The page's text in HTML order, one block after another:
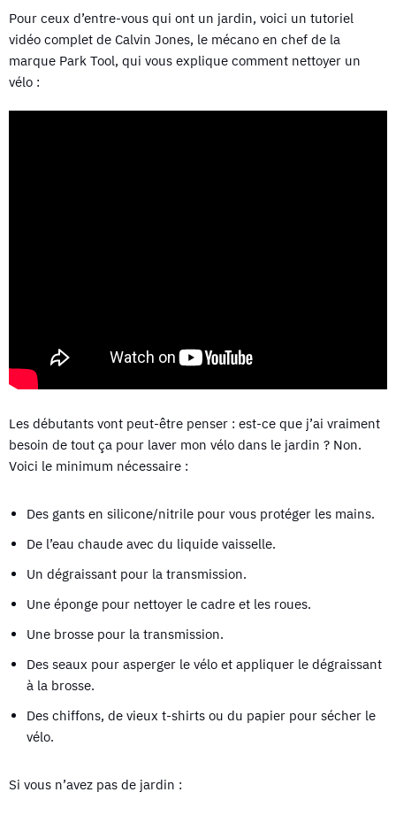
Pour ceux d’entre-vous qui ont un jardin, voici un tutoriel
vidéo complet de Calvin Jones, le mécano en chef de la
marque Park Tool, qui vous explique comment nettoyer un
vélo :
Les débutants vont peut-être penser : est-ce que j’ai vraiment
besoin de tout ça pour laver mon vélo dans le jardin ? Non.
Voici le minimum nécessaire :
Des gants en silicone/nitrile pour vous protéger les mains.
De l’eau chaude avec du liquide vaisselle.
Un dégraissant pour la transmission.
Une éponge pour nettoyer le cadre et les roues.
Une brosse pour la transmission.
Des seaux pour asperger le vélo et appliquer le dégraissant
à la brosse.
Des chiffons, de vieux t-shirts ou du papier pour sécher le
vélo.
Si vous n’avez pas de jardin :